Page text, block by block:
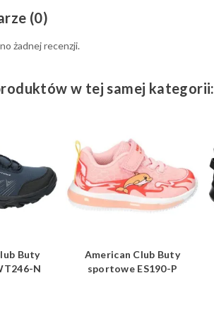
(0)
żadnej recenzji.
w tej samej kategorii:
Buty
N
American Club Buty
sportowe ES190-P